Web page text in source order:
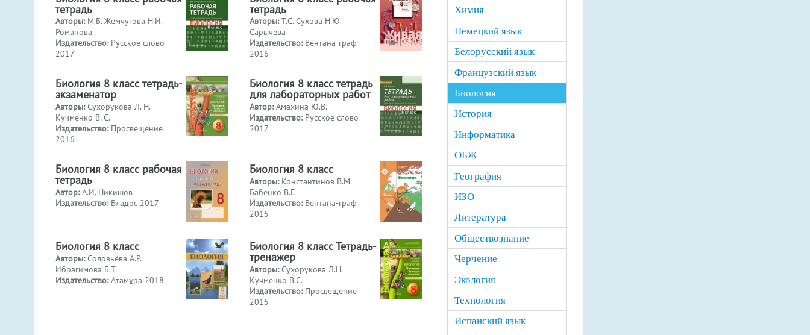
тетрадь
Авторы: М.Б. Жемчугова Н.И.
Романова
Издательство: Русское слово
2017
тетрадь
Авторы:Т.С. Сухова Н.Ю.
Сарычева
Издательство: Вентана-граф
2016
Биология 8 класс тетрадь-
экзаменатор
Авторы:Сухорукова Л. Н.
Кучменко В. С.
Издательство: Просвещение
2016
Биология 8 класс тетрадь
для лабораторных работ
Автор:Амахина Ю.В.
Издательство: Русское слово
2017
Биология 8 класс рабочая
тетрадь
Автор:А.И. Никишов
Издательство: Владос 2017
Биология 8 класс
Авторы: Константинов В.М.
Бабенко В.Г.
Издательство: Вентана-граф
2015
Биология 8 класс
Авторы:Соловьёва А.Р.
Ибрагимова Б.Т.
Издательство:Атамұра 2018
Биология 8 класс Тетрадь-
тренажер
Авторы:Сухорукова Л.Н.
Кучменко В.С.
Издательство: Просвещение
2015
Химия
Немецкий язык
Белорусский язык
Французский язык
Биология
История
Информатика
ОБЖ
География
ИЗО
Литература
Обществознание
Черчение
Экология
Технология
Испанский язык